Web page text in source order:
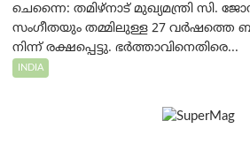
ചെന്നൈ: തമിഴ്‌നാട് മുഖ്യമന്ത്രി സി.
സംഗീതയും തമ്മിലുള്ള 27 വർഷത്തെ
നിന്ന് രക്ഷപ്പെട്ടു. ഭർത്താവിനെതിരെ...
INDIA